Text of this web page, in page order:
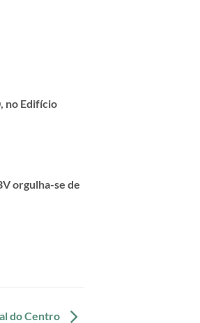
no Edifício
orgulha-se de
do Centro